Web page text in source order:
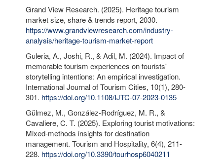
Grand View Research. (2025). Heritage tourism
market size, share & trends report, 2030.
https://www.grandviewresearch.com/industry-
analysis/heritage-tourism-market-report
Guleria, A., Joshi, R., & Adil, M. (2024). Impact of
memorable tourism experiences on tourists'
storytelling intentions: An empirical investigation.
International Journal of Tourism Cities, 10(1), 280-
301. https://doi.org/10.1108/IJTC-07-2023-0135
Gülmez, M., González-Rodríguez, M. R., &
Cavaliere, C. T. (2025). Exploring tourist motivations:
Mixed-methods insights for destination
management. Tourism and Hospitality, 6(4), 211-
228. https://doi.org/10.3390/tourhosp6040211